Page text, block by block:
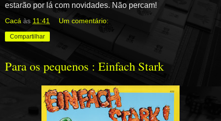
estarão por lá com novidades. Não percam!
Cacá às 11:41 Um comentário:
Compartilhar
Para os pequenos : Einfach Stark